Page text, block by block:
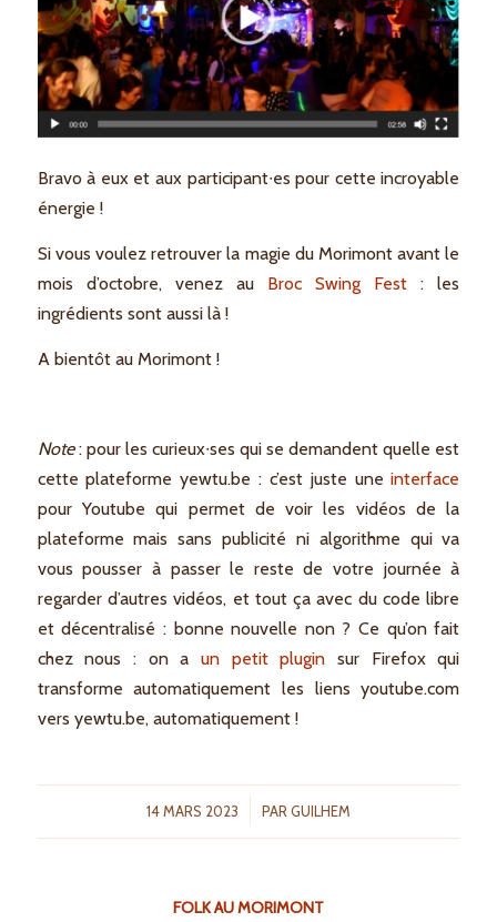
Bravo à eux et aux participant∙es pour cette incroyable
énergie !
Si vous voulez retrouver la magie du Morimont avant le
mois d’octobre, venez au Broc Swing Fest : les
ingrédients sont aussi là !
A bientôt au Morimont !
Note: pour les curieux∙ses qui se demandent quelle est
cette plateforme yewtu.be : c’est juste uneinterface
pour Youtube qui permet de voir les vidéos de la
plateforme mais sans publicité ni algorithme qui va
vous pousser à passer le reste de votre journée à
regarder d’autres vidéos, et tout ça avec du code libre
et décentralisé : bonne nouvelle non ? Ce qu’on fait
chez nous : on a un petit plugin sur Firefox qui
transforme automatiquement les liens youtube.com
vers yewtu.be, automatiquement !
14 MARS 2023
/ PAR GUILHEM
FOLK AU MORIMONT